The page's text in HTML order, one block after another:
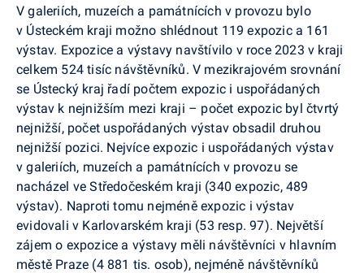
V galeriích, muzeích a památnících v provozu bylo
v Ústeckém kraji možno shlédnout 119 expozic a 161
výstav. Expozice a výstavy navštívilo v roce 2023 v kraji
celkem 524 tisíc návštěvníků. V mezikrajovém srovnání
se Ústecký kraj řadí počtem expozic i uspořádaných
výstav k nejnižším mezi kraji – počet expozic byl čtvrtý
nejnižší, počet uspořádaných výstav obsadil druhou
nejnižší pozici. Nejvíce expozic i uspořádaných výstav
v galeriích, muzeích a památnících v provozu se
nacházel ve Středočeském kraji (340 expozic, 489
výstav). Naproti tomu nejméně expozic i výstav
evidovali v Karlovarském kraji (53 resp. 97). Největší
zájem o expozice a výstavy měli návštěvníci v hlavním
městě Praze (4 881 tis. osob), nejméně návštěvníků